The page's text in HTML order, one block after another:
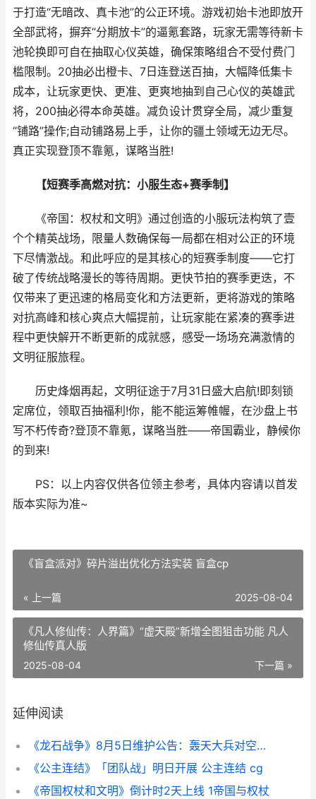
于打造“无暗改、真卡池”的公正环境。游戏初始卡池即放开
全部武将，摒弃“分期放卡”的逼氪套路，玩家无需等待新卡
池轮换即可自在抽取心仪英雄，确保策略组合不受付费门
槛限制。20抽必出橙卡、7日连登送百抽，大幅降低集卡
成本，让玩家更快、更准、更爽地抽到自己心仪的英雄武
将，200抽必得本命英雄。减负设计贯穿全局，减少重复
“铺路”操作;自动铺路易上手，让你的疆土领域无边无尽。
真正实现登顶不靠氪，谋略当胜!
【短赛季高燃对抗：小服生态+赛季制】
《帝国：权杖和文明》通过创造的小服玩法构筑了壹
个个精英战场，限量人数确保每一局都在相对公正的环境
下尽情激战。和此呼应的是其核心的短赛季制度——它打
破了传统战略漫长的等待周期。更快节拍的赛季更迭，不
仅带来了更迅速的格局变化和方法更新，更将游戏的策略
对抗高峰和核心爽点大幅提前，让玩家能在紧凑的赛季进
程中更快解开不断更新的成就感，感受一场场充满激情的
文明征服旅程。
历史烽烟再起，文明征途于7月31日盛大启航!即刻锁
定席位，领取百抽福利!你，能不能运筹帷幄，在沙盘上书
写不朽传奇?登顶不靠氪，谋略当胜——帝国霸业，静候你
的到来!​
PS：以上内容仅供各位领主参考，具体内容请以首发
版本实际为准~
《盲盒派对》碎片溢出优化方法实装 盲盒cp
« 上一篇 2025-08-04
《凡人修仙传：人界篇》“虚天殿”新增全图狙击功能 凡人
修仙传真人版
下一篇 »
2025-08-04
延伸阅读
《龙石战争》8月5日维护公告：轰天大兵对空能力增强 《龙石战争》手游今日首发上线
《公主连结》「团队战」明日开展 公主连结 cg
《帝国权杖和文明》倒计时2天上线 1帝国与权杖